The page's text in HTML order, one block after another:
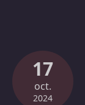
17
oct.
2024